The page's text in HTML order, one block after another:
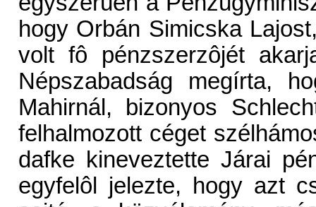
hogy Orbán Simicska
volt fô pénzszerzôjét
Népszabadság megírta,
Mahirnál, bizonyos
felhalmozott céget
dafke kineveztette Járai
egyfelôl jelezte, hogy azt